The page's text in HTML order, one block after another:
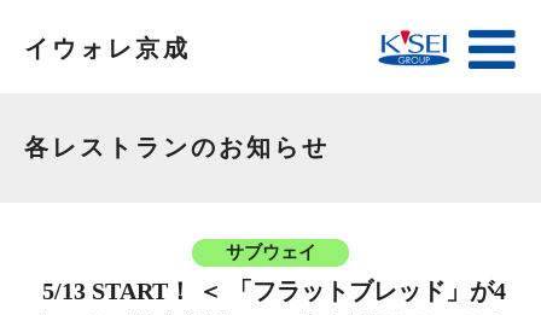
イウォレ京成
各レストランのお知らせ
サブウェイ
5/13 START！ ＜ 「フラットブレッド」が4